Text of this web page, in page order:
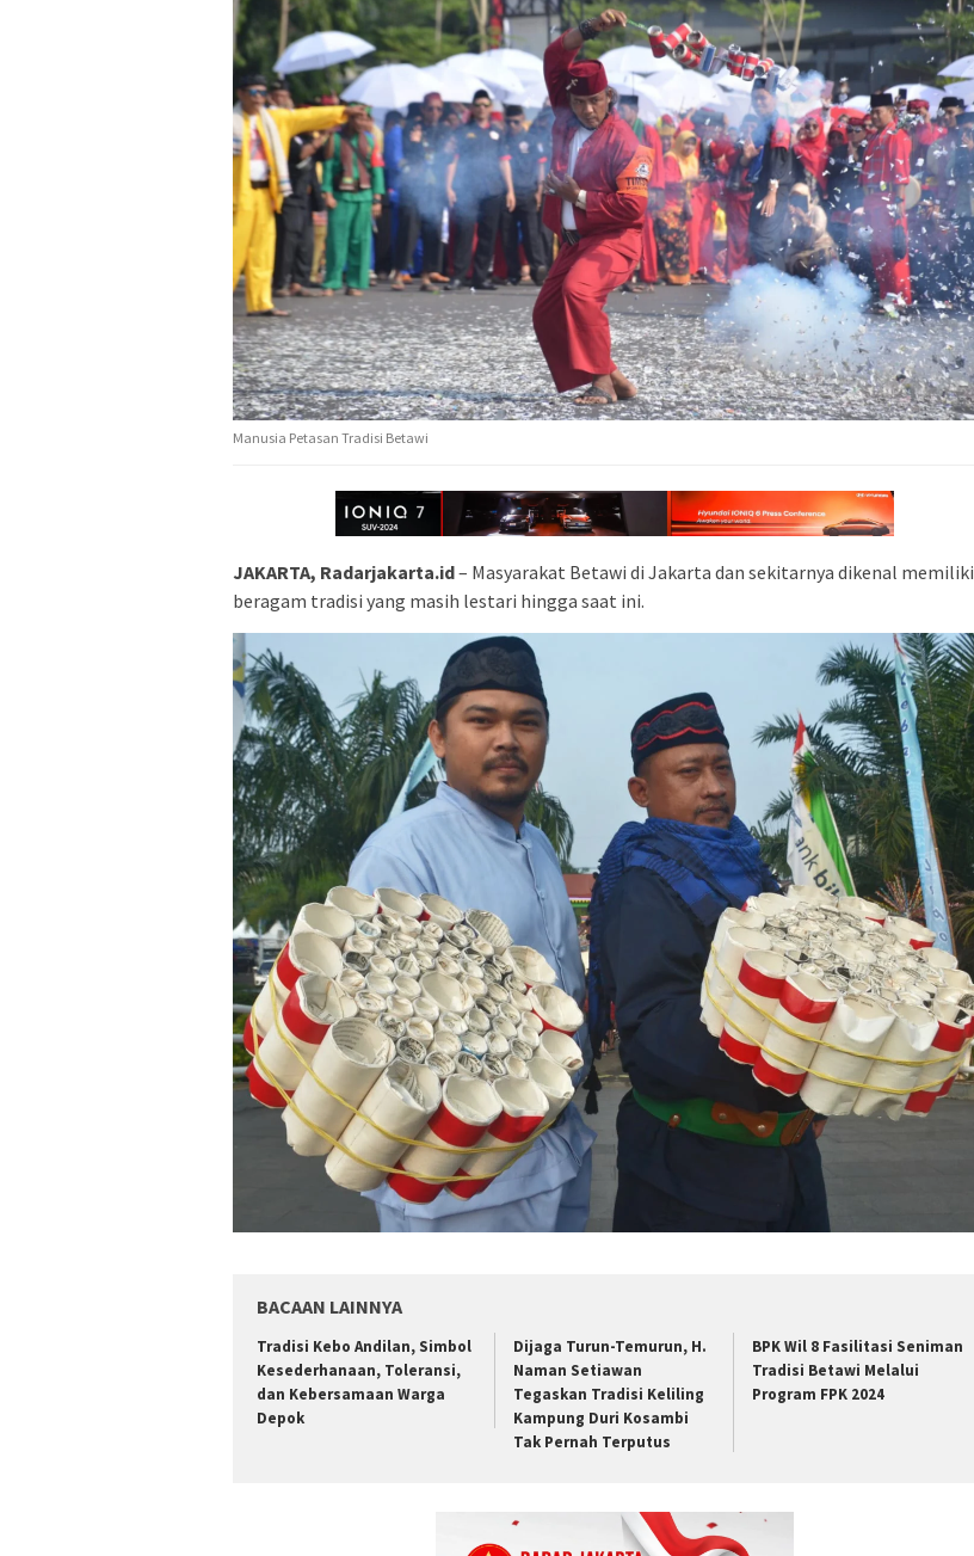
Manusia Petasan Tradisi Betawi
JAKARTA, Radarjakarta.id– Masyarakat Betawi di Jakarta dan sekitarnya dikenal memiliki
beragam tradisi yang masih lestari hingga saat ini.
BACAAN LAINNYA
Tradisi Kebo Andilan, Simbol
Kesederhanaan, Toleransi,
dan Kebersamaan Warga
Depok
Dijaga Turun-Temurun, H.
Naman Setiawan
Tegaskan Tradisi Keliling
Kampung Duri Kosambi
Tak Pernah Terputus
BPK Wil 8 Fasilitasi Seniman
Tradisi Betawi Melalui
Program FPK 2024